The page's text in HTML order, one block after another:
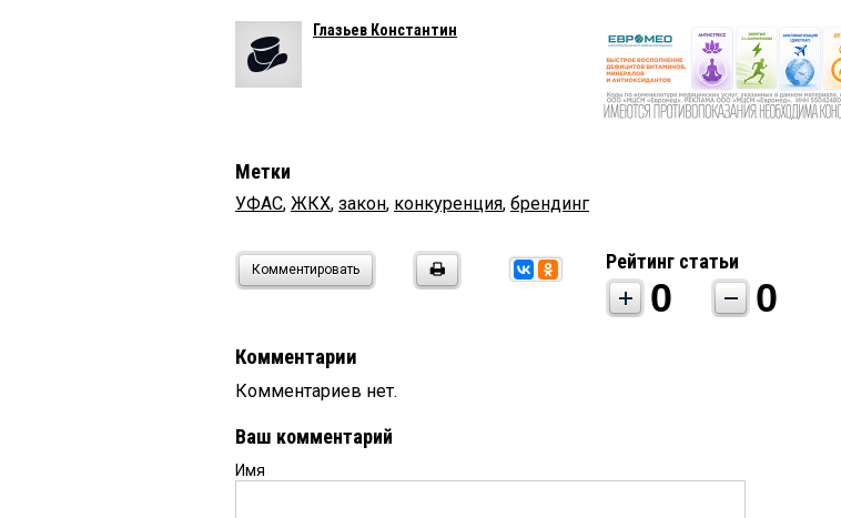
Глазьев Константин
Метки
УФАС, ЖКХ, закон, конкуренция, брендинг
Комментировать Рейтинг статьи
0 0
Комментарии
Комментариев нет.
Ваш комментарий
Имя